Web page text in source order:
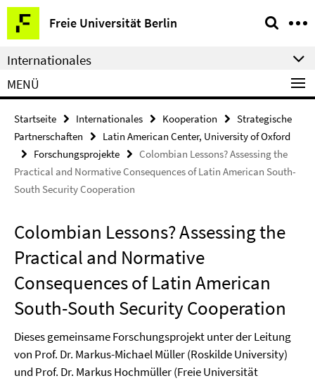
Springe
direkt
zu
Inhalt
Freie Universität Berlin
Service-
Navigation
Internationales
MENÜ
Startseite Internationales Kooperation
Strategische
Partnerschaften
Latin American Center, University of Oxford
Forschungsprojekte
Colombian Lessons? Assessing the
Practical and Normative Consequences of Latin American South-
South Security Cooperation
Colombian Lessons? Assessing the
Practical and Normative
Consequences of Latin American
South-South Security Cooperation
Dieses gemeinsame Forschungsprojekt unter der Leitung
von Prof. Dr. Markus-Michael Müller (Roskilde University)
und Prof. Dr. Markus Hochmüller (Freie Universität